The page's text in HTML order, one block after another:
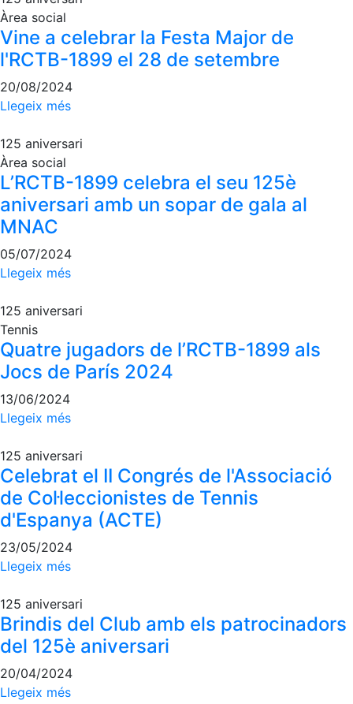
Àrea social
Vine a celebrar la Festa Major de
l'RCTB-1899 el 28 de setembre
20/08/2024
Llegeix més
125 aniversari
Àrea social
L’RCTB-1899 celebra el seu 125è
aniversari amb un sopar de gala al
MNAC
05/07/2024
Llegeix més
125 aniversari
Tennis
Quatre jugadors de l’RCTB-1899 als
Jocs de París 2024
13/06/2024
Llegeix més
125 aniversari
Celebrat el II Congrés de l'Associació
de Col·leccionistes de Tennis
d'Espanya (ACTE)
23/05/2024
Llegeix més
125 aniversari
Brindis del Club amb els patrocinadors
del 125è aniversari
20/04/2024
Llegeix més